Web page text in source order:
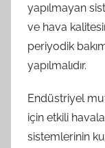
yapılmayan
ve hava
periyodik
yapılmalıdır.
Endüstriyel
için etkili
sistemlerinin